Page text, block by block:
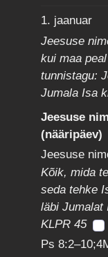
1. jaanuar
Jeesuse
kui maa
tunnistagu:
Jumala Isa
Jeesuse
(nääripäev)
Jeesuse
Kõik, mida
seda tehke
läbi Jumalat
KLPR 45
Ps